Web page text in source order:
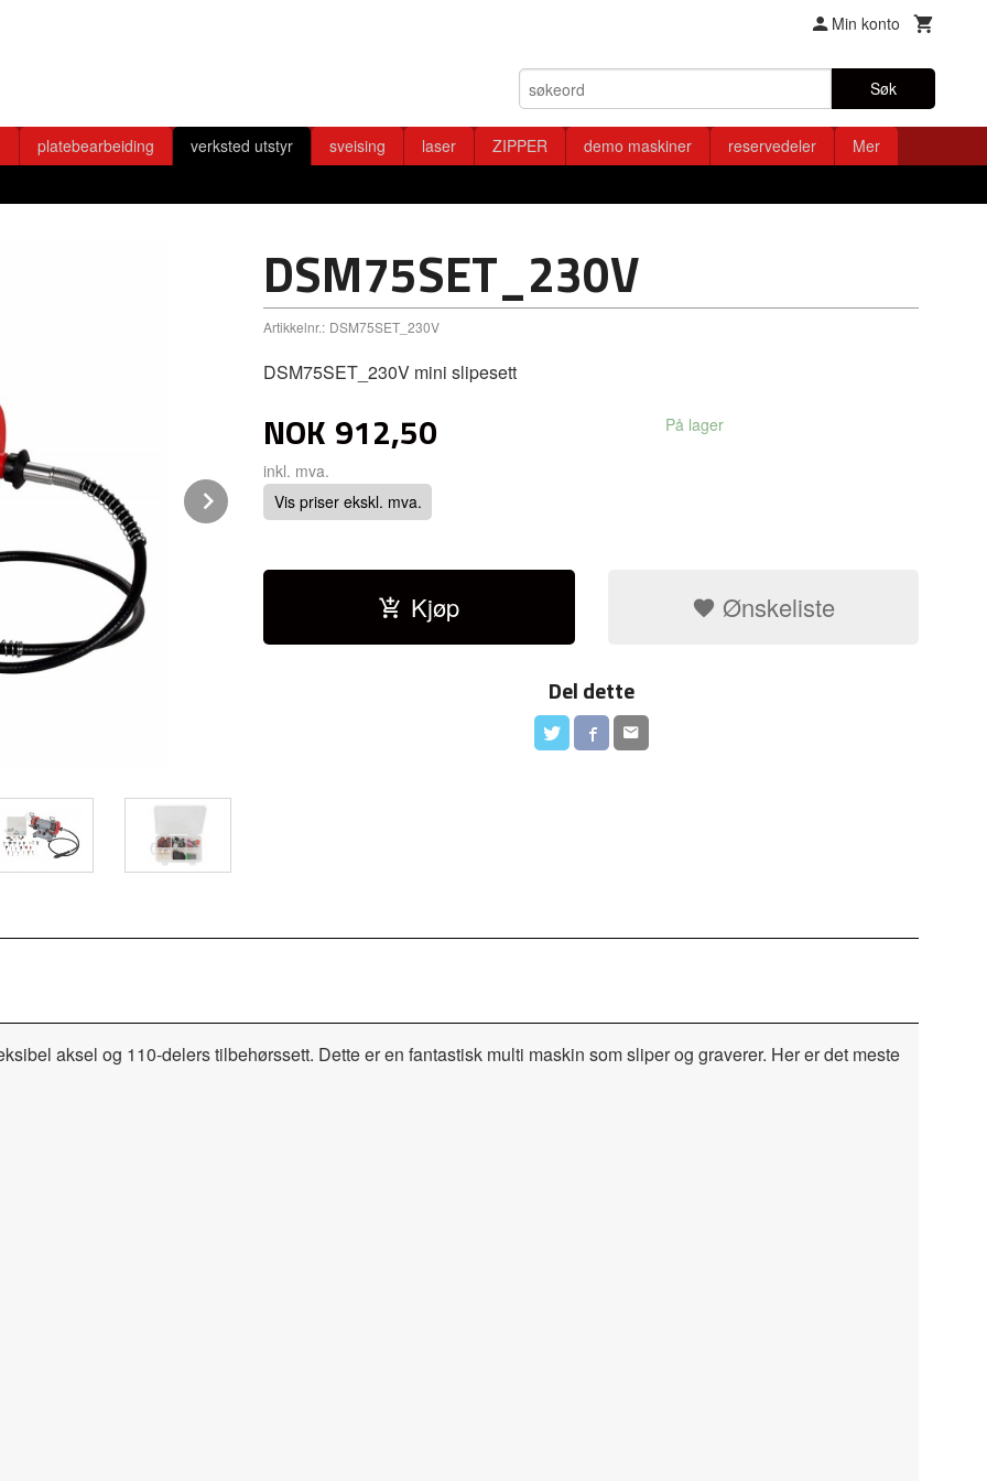
Min konto
Søk
platebearbeiding verksted utstyr sveising laser ZIPPER demo maskiner reservedeler Mer
Next
DSM75SET_230V
Artikkelnr.: DSM75SET_230V
DSM75SET_230V mini slipesett
NOK 912,50
inkl. mva.
Vis priser ekskl. mva.
På lager
Kjøp Ønskeliste
Del dette
aksel og 110-delers tilbehørssett. Dette er en fantastisk multi maskin som sliper og graverer. Her er det meste